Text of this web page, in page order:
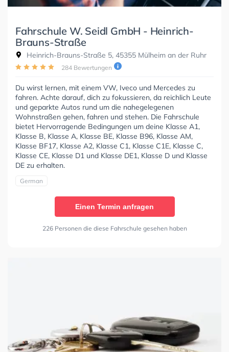
Fahrschule W. Seidl GmbH - Heinrich-
Brauns-Straße
Heinrich-Brauns-Straße 5, 45355 Mülheim an der Ruhr
284 Bewertungen
Du wirst lernen, mit einem VW, Iveco und Mercedes zu
fahren. Achte darauf, dich zu fokussieren, da reichlich Leute
und geparkte Autos rund um die nahegelegenen
Wohnstraßen gehen, fahren und stehen. Die Fahrschule
bietet Hervorragende Bedingungen um deine Klasse A1,
Klasse B, Klasse A, Klasse BE, Klasse B96, Klasse AM,
Klasse BF17, Klasse A2, Klasse C1, Klasse C1E, Klasse C,
Klasse CE, Klasse D1 und Klasse DE1, Klasse D und Klasse
DE zu erhalten.
German
Einen Termin anfragen
226 Personen die diese Fahrschule gesehen haben